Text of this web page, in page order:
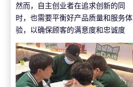
然而，自主创业者在追求创新的同
时，也需要平衡好产品质量和服务体
验，以确保顾客的满意度和忠诚度